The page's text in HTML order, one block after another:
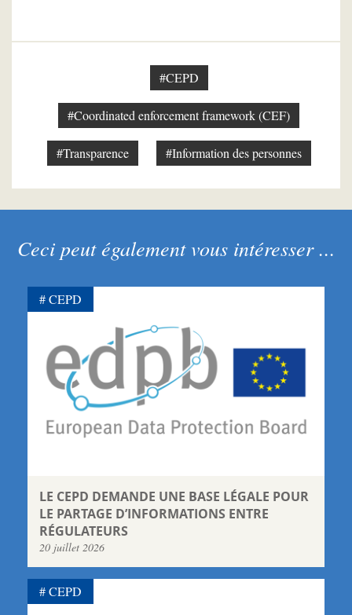
#CEPD
#Coordinated enforcement framework (CEF)
#Transparence #Information des personnes
Ceci peut également vous intéresser ...
LE CEPD DEMANDE UNE BASE LÉGALE POUR
LE PARTAGE D’INFORMATIONS ENTRE
RÉGULATEURS
20 juillet 2026
CEPD
CEPD